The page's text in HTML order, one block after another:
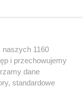
naszych 1160
i przechowujemy
dane
standardowe